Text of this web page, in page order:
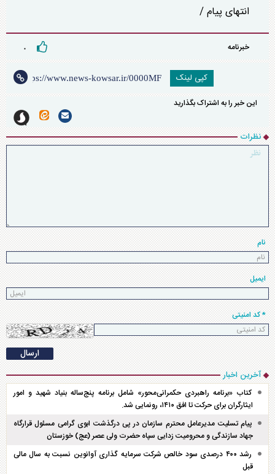
انتهای پیام /
خبرنامه ۰
کپی لینک
این خبر را به اشتراک بگذارید
نظرات
نام
ایمیل
* کد امنیتی
آخرین اخبار
کتاب «برنامه راهبردی حکمرانی‌محور» شامل برنامه پنج‌ساله بنیاد شهید و امور
ایثارگران برای حرکت تا افق ۱۴۱۰، رونمایی شد.
پیام تسلیت مدیرعامل محترم سازمان در پی درگذشت ابوی گرامی مسئول قرارگاه
جهاد سازندگی و محرومیت زدایی سپاه حضرت ولی عصر (عج) خوزستان
رشد ۴۰۰ درصدی سود خالص شرکت سرمایه گذاری آوانوین نسبت به سال مالی
قبل